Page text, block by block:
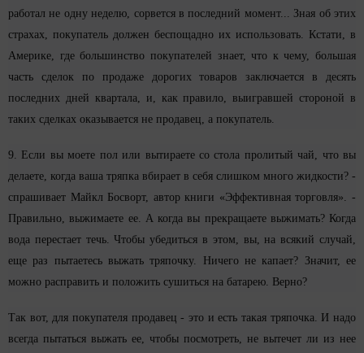
работал не одну неделю, сорвется в последний момент... Зная об этих
страхах, покупатель должен беспощадно их использовать. Кстати, в
Америке, где большинство покупателей знает, что к чему, большая
часть сделок по продаже дорогих товаров заключается в десять
последних дней квартала, и, как правило, выигравшей стороной в
таких сделках оказывается не продавец, а покупатель.
9. Если вы моете пол или вытираете со стола пролитый чай, что вы
делаете, когда ваша тряпка вбирает в себя слишком много жидкости? -
спрашивает Майкл Босворт, автор книги «Эффективная торговля». -
Правильно, выжимаете ее. А когда вы прекращаете выжимать? Когда
вода перестает течь. Чтобы убедиться в этом, вы, на всякий случай,
еще раз пытаетесь выжать тряпочку. Ничего не капает? Значит, ее
можно расправить и положить сушиться на батарею. Верно?
Так вот, для покупателя продавец - это и есть такая тряпочка. И надо
всегда пытаться выжать ее, чтобы посмотреть, не вытечет ли из нее